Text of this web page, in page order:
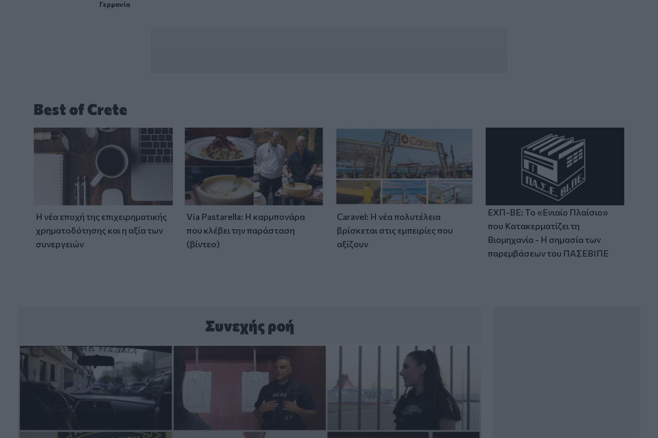
Γερμανία
Best of Crete
Η νέα εποχή της επιχειρηματικής
χρηματοδότησης και η αξία των
συνεργειών
Via Pastarella: Η καρμπονάρα
που κλέβει την παράσταση
(βίντεο)
Caravel: Η νέα πολυτέλεια
βρίσκεται στις εμπειρίες που
αξίζουν
ΕΧΠ-ΒΕ: Το «Ενιαίο Πλαίσιο»
που Κατακερματίζει τη
Βιομηχανία - Η σημασία των
παρεμβάσεων του ΠΑΣΕΒΙΠΕ
Συνεχής ροή